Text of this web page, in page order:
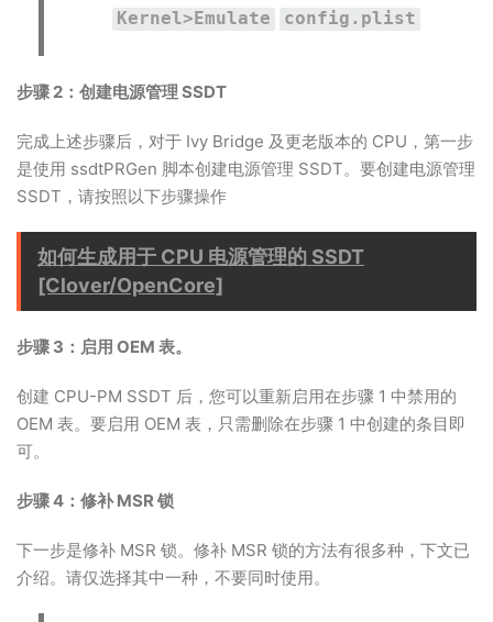
Kernel>Emulate config.plist
步骤 2：创建电源管理 SSDT
完成上述步骤后，对于 Ivy Bridge 及更老版本的 CPU，第一步
是使用 ssdtPRGen 脚本创建电源管理 SSDT。要创建电源管理
SSDT，请按照以下步骤操作
如何生成用于 CPU 电源管理的 SSDT
[Clover/OpenCore]
步骤 3：启用 OEM 表。
创建 CPU-PM SSDT 后，您可以重新启用在步骤 1 中禁用的
OEM 表。要启用 OEM 表，只需删除在步骤 1 中创建的条目即
可。
步骤 4：修补 MSR 锁
下一步是修补 MSR 锁。修补 MSR 锁的方法有很多种，下文已
介绍。请仅选择其中一种，不要同时使用。